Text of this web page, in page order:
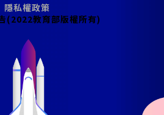
隱私權政策
(2022教育部版權所有)